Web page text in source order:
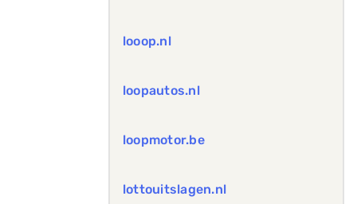
looop.nl
loopautos.nl
loopmotor.be
lottouitslagen.nl